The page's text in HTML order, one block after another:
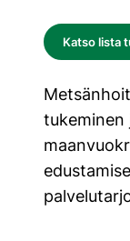
Katso lista
tukeminen